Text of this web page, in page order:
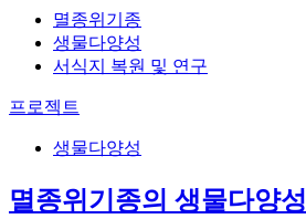
멸종위기종
생물다양성
서식지 복원 및 연구
프로젝트
생물다양성
멸종위기종의 생물다양